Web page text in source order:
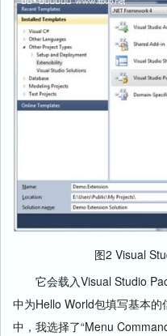
图2 Visual
它会载入Visual Studio
中为Hello World包填写基本
中，我选择了“Menu